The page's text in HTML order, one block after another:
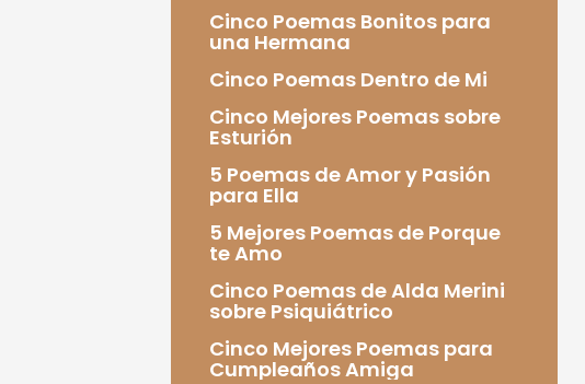
Cinco Poemas Bonitos para
una Hermana
Cinco Poemas Dentro de Mi
Cinco Mejores Poemas sobre
Esturión
5 Poemas de Amor y Pasión
para Ella
5 Mejores Poemas de Porque
te Amo
Cinco Poemas de Alda Merini
sobre Psiquiátrico
Cinco Mejores Poemas para
Cumpleaños Amiga